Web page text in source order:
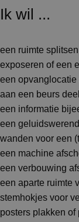
Ik wil ...
een ruimte
exposeren of een
een opvanglocatie
aan een beurs
een informatie
een
wanden voor een
een machine
een verbouwing
een aparte ruimte
stemhokjes voor
posters plakken of